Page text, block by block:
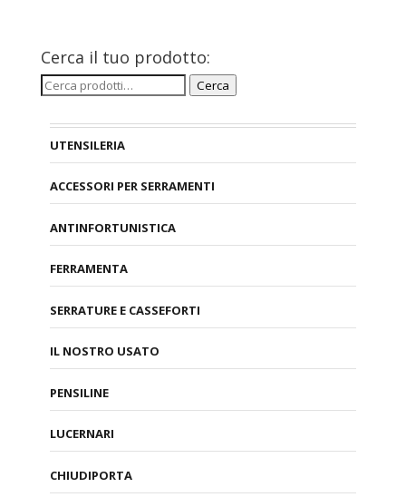
Cerca il tuo prodotto:
Cerca: Cerca
UTENSILERIA
ACCESSORI PER SERRAMENTI
ANTINFORTUNISTICA
FERRAMENTA
SERRATURE E CASSEFORTI
IL NOSTRO USATO
PENSILINE
LUCERNARI
CHIUDIPORTA